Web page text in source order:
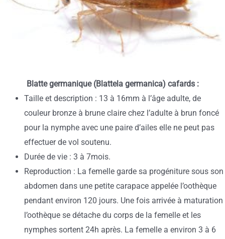
Blatte germanique (Blattela germanica) cafards :
Taille et description : 13 à 16mm à l’âge adulte, de
couleur bronze à brune claire chez l’adulte à brun foncé
pour la nymphe avec une paire d’ailes elle ne peut pas
effectuer de vol soutenu.
Durée de vie : 3 à 7mois.
Reproduction : La femelle garde sa progéniture sous son
abdomen dans une petite carapace appelée l’oothèque
pendant environ 120 jours. Une fois arrivée à maturation
l’oothèque se détache du corps de la femelle et les
nymphes sortent 24h après. La femelle a environ 3 à 6